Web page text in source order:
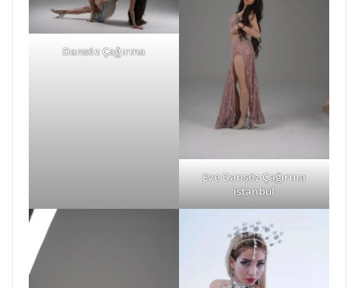
Dansöz Çağırma
Eve Dansöz Çağırma
istanbul